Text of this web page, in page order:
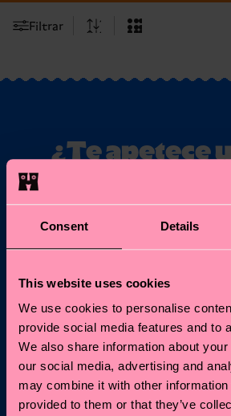
Consent Details
This website uses cookies
We use cookies to personalise
provide social media features and to
We also share information about
our social media, advertising and
may combine it with other information
provided to them or that they’ve
Filtrar
¿Te apetece
de
primer
* No es compatible con otras promos,
Editions o productos rebajados. Al
política de privacidad